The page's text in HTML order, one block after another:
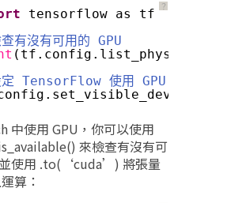
？
tensorflow as tf
有沒有可用的 GPU
TensorFlow 使用 GPU
中使用 GPU，你可以使用
來檢查有沒有可
使用 .to(‘cuda’) 將張量
算：